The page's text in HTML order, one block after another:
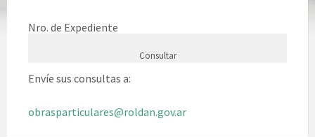
Nro. de Expediente
Envíe sus consultas a:
obrasparticulares@roldan.gov.ar